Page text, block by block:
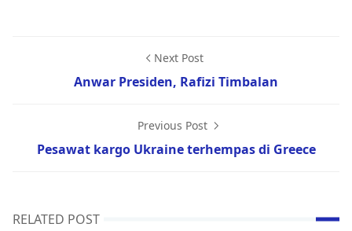
Next Post
Anwar Presiden, Rafizi Timbalan
Previous Post
Pesawat kargo Ukraine terhempas di Greece
RELATED POST